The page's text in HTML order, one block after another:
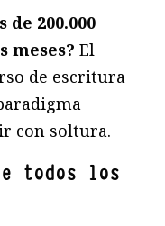
200.000
meses? El
de escritura
con soltura.
todos los